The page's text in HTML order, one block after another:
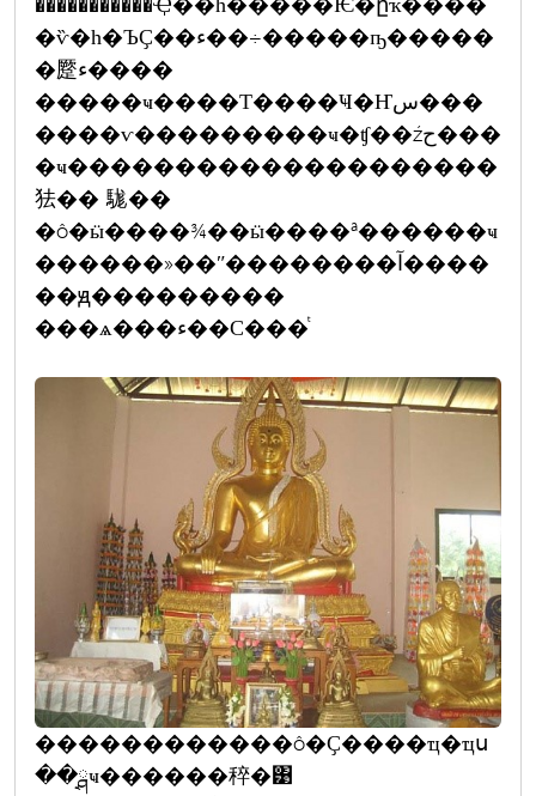
�ѷ�һ�ЪҪ��ء��÷�����ҧ�����
�蹷ء����
�����ҹ����Т����Ҹ�Ҥس���
����ѵ���������ҹ�ʧ��źح���
�ҹ��������������������
㹤�� 駹��
�ô�ӹ����¾��ӹ����ª������ҹ
������»��ʺ��������آ����
��ԭ���������
���ѧ���ء��С���ͭ
������������ô�Ҫ����ҵ�ҵս
��ྴҹ������稡�͹